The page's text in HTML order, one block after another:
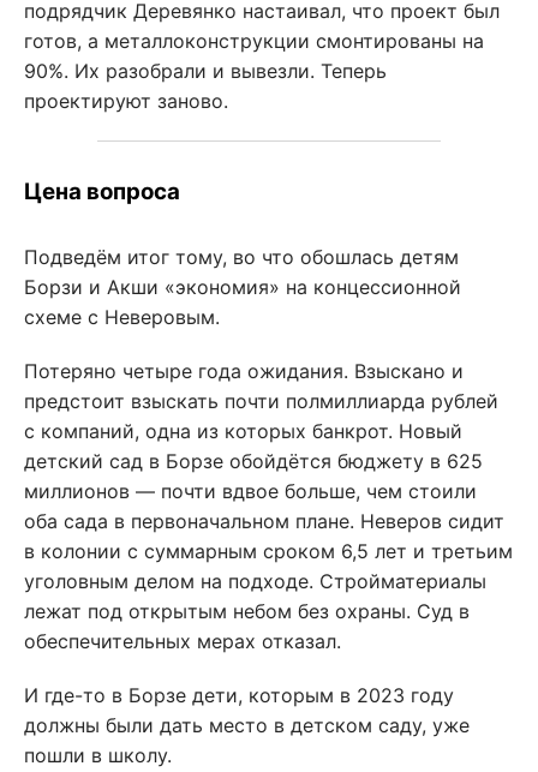
подрядчик Деревянко настаивал, что проект был
готов, а металлоконструкции смонтированы на
90%. Их разобрали и вывезли. Теперь
проектируют заново.
Цена вопроса
Подведём итог тому, во что обошлась детям
Борзи и Акши «экономия» на концессионной
схеме с Неверовым.
Потеряно четыре года ожидания. Взыскано и
предстоит взыскать почти полмиллиарда рублей
с компаний, одна из которых банкрот. Новый
детский сад в Борзе обойдётся бюджету в 625
миллионов — почти вдвое больше, чем стоили
оба сада в первоначальном плане. Неверов сидит
в колонии с суммарным сроком 6,5 лет и третьим
уголовным делом на подходе. Стройматериалы
лежат под открытым небом без охраны. Суд в
обеспечительных мерах отказал.
И где-то в Борзе дети, которым в 2023 году
должны были дать место в детском саду, уже
пошли в школу.